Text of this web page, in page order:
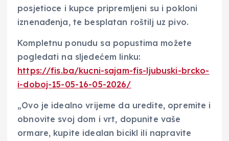
posjetioce i kupce pripremljeni su i pokloni
iznenađenja, te besplatan roštilj uz pivo.
Kompletnu ponudu sa popustima možete
pogledati na sljedećem linku:
https://fis.ba/kucni-sajam-fis-ljubuski-brcko-
i-doboj-15-05-16-05-2026/
„Ovo je idealno vrijeme da uredite, opremite i
obnovite svoj dom i vrt, dopunite vaše
ormare, kupite idealan bicikl ili napravite